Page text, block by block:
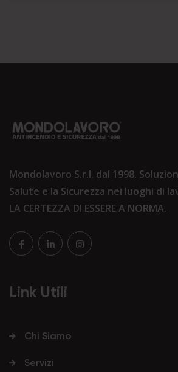
Mondolavoro S.r.l. dal 1998.
Salute e la Sicurezza nei luoghi di
LA CERTEZZA DI ESSERE A NORMA.
Link Utili
Chi Siamo
Servizi